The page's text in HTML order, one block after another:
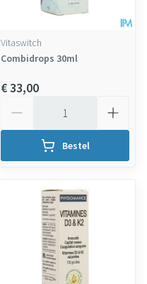
Vitaswitch
Combidrops 30ml
€ 33,00
Bestel